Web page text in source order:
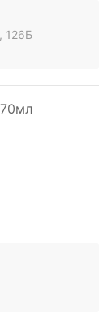
126Б